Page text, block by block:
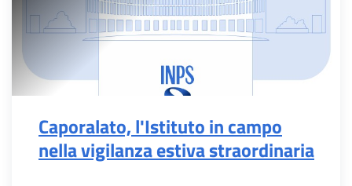
Caporalato, l'Istituto in campo
nella vigilanza estiva straordinaria